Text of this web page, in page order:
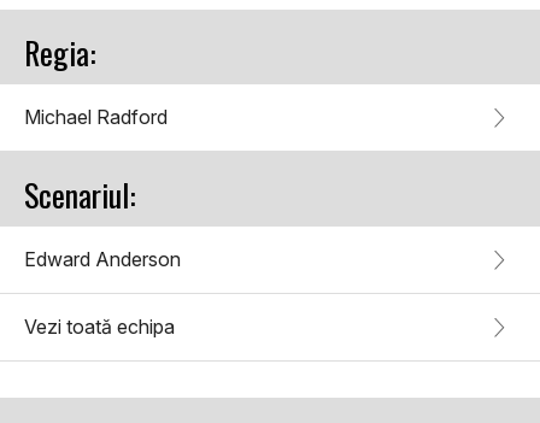
Regia:
Michael Radford
Scenariul:
Edward Anderson
Vezi toată echipa